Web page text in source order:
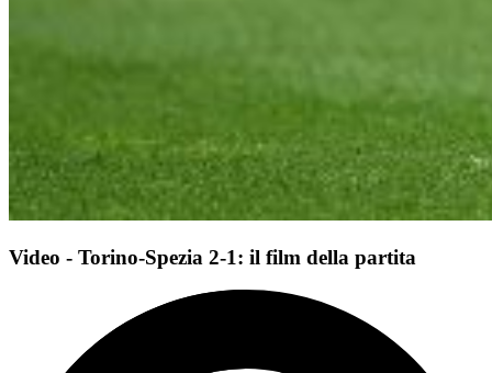
Video - Torino-Spezia 2-1: il film della partita